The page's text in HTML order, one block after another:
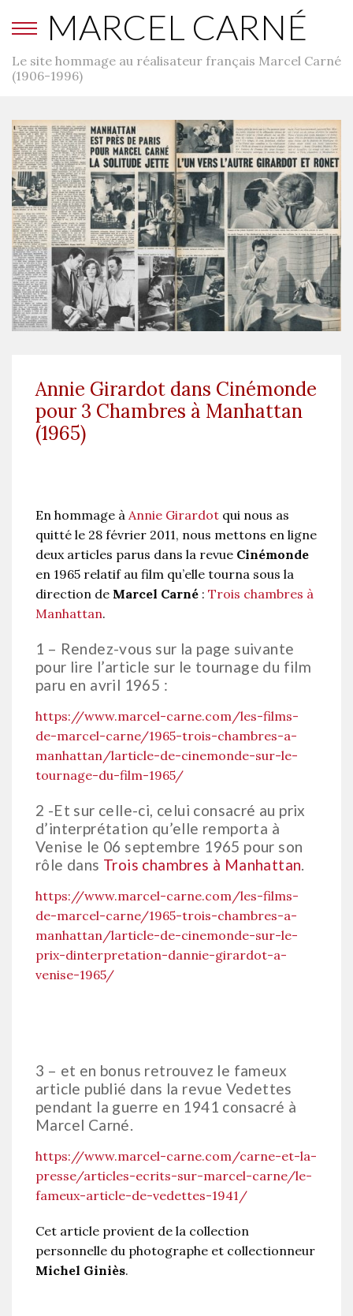
MARCEL CARNÉ
Le site hommage au réalisateur français Marcel Carné
(1906-1996)
Annie Girardot dans Cinémonde
pour 3 Chambres à Manhattan
(1965)
En hommage à Annie Girardot qui nous as
quitté le 28 février 2011, nous mettons en ligne
deux articles parus dans la revue Cinémonde
en 1965 relatif au film qu’elle tourna sous la
direction de Marcel Carné : Trois chambres à
Manhattan.
1 – Rendez-vous sur la page suivante
pour lire l’article sur le tournage du film
paru en avril 1965 :
https://www.marcel-carne.com/les-films-
de-marcel-carne/1965-trois-chambres-a-
manhattan/larticle-de-cinemonde-sur-le-
tournage-du-film-1965/
2 -Et sur celle-ci, celui consacré au prix
d’interprétation qu’elle remporta à
Venise le 06 septembre 1965 pour son
rôle dans Trois chambres à Manhattan.
https://www.marcel-carne.com/les-films-
de-marcel-carne/1965-trois-chambres-a-
manhattan/larticle-de-cinemonde-sur-le-
prix-dinterpretation-dannie-girardot-a-
venise-1965/
3 – et en bonus retrouvez le fameux
article publié dans la revue Vedettes
pendant la guerre en 1941 consacré à
Marcel Carné.
https://www.marcel-carne.com/carne-et-la-
presse/articles-ecrits-sur-marcel-carne/le-
fameux-article-de-vedettes-1941/
Cet article provient de la collection
personnelle du photographe et collectionneur
Michel Giniès.